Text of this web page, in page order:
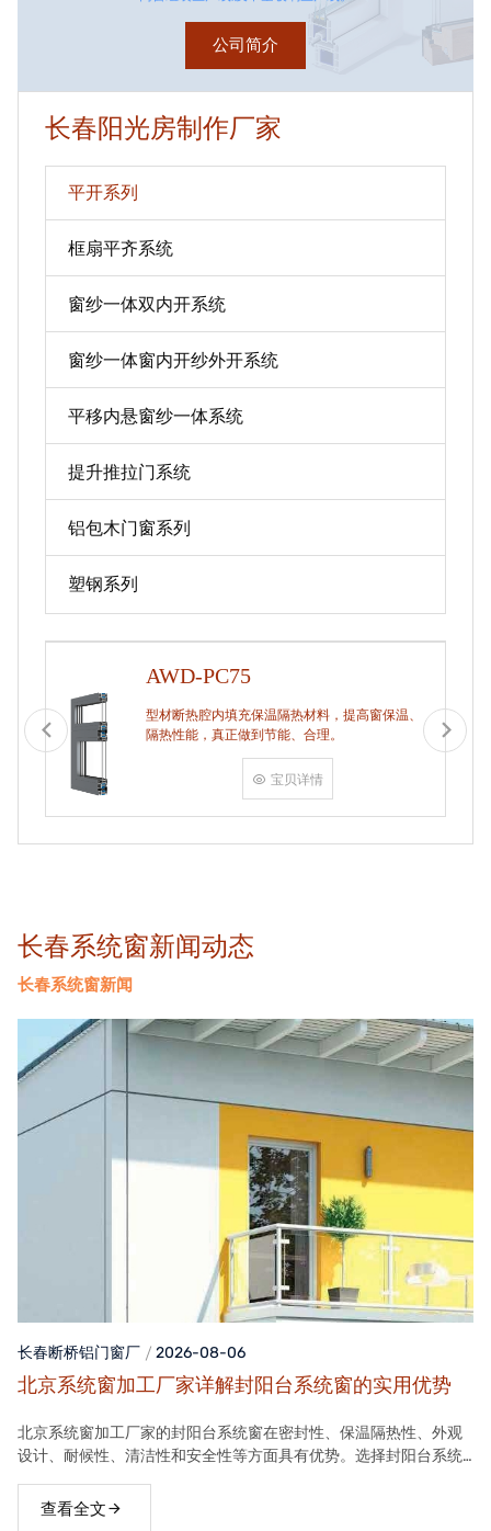
公司简介
长春阳光房制作厂家
平开系列
框扇平齐系统
窗纱一体双内开系统
窗纱一体窗内开纱外开系统
平移内悬窗纱一体系统
提升推拉门系统
铝包木门窗系列
塑钢系列
AWD-PC75
型材断热腔内填充保温隔热材料，提高窗保温、
隔热性能，真正做到节能、合理。
宝贝详情
长春系统窗新闻动态
长春系统窗新闻
长春断桥铝门窗厂 2026-08-06
北京系统窗加工厂家详解封阳台系统窗的实用优势
北京系统窗加工厂家的封阳台系统窗在密封性、保温隔热性、外观
设计、耐候性、清洁性和安全性等方面具有优势。选择封阳台系统
体验。
查看全文